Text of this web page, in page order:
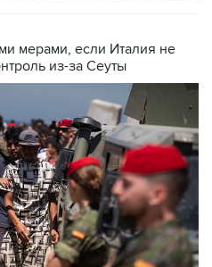
мерами, если Италия не
из-за Сеуты